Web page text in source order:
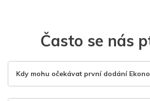
Často se nás
Kdy mohu očekávat první dodání